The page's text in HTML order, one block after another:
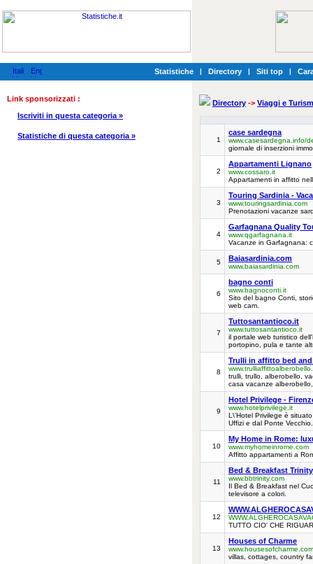
Statistiche | Directory | Siti top |
Link sponsorizzati :
Iscriviti in questa categoria »
Statistiche di questa categoria »
Directory -> Viaggi e
1
case sardegna
www.casesardegna.info/
giornale di inserzioni
2
Appartamenti Lignano
www.cossaro.it
Appartamenti in affitto
3
Touring Sardinia -
www.touringsardinia.com
Prenotazioni vacanze
4
Garfagnana Quality
www.qgarfagnana.it
Vacanze in Garfagnana:
5 Baiasardinia.com
www.baiasardinia.com
6
bagno conti
www.bagnoconti.it
Sito del bagno Conti,
web cam.
7
Tuttosantantioco.it
www.tuttosantantioco.it
il portale web turistico
portopino, pula e tante
8
Trulli in affitto bed
trulli, trullo, alberobello,
casa vacanze
9
Hotel Privilege -
www.hotelprivilege.it
L\'Hotel Privilege è
Uffizi e dal Ponte
10
My Home in Rome:
www.myhomeinrome.com
Affitto appartamenti a
11
Bed & Breakfast
www.bbtrinity.com
Il Bed & Breakfast nel
televisore a colori.
12
TUTTO CIO' CHE
13
Houses of Charme
www.housesofcharme.com
villas, cottages, country